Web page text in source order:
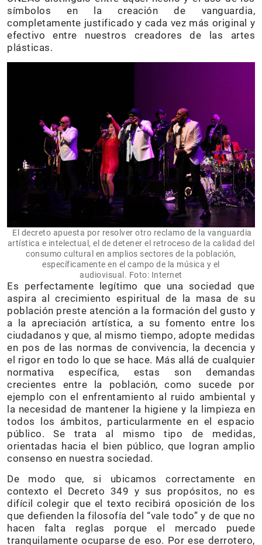
símbolos en la creación de vanguardia,
completamente justificado y cada vez más original y
efectivo entre nuestros creadores de las artes
plásticas.
El decreto apuesta por resolver otro reclamo de la vanguardia
artística e intelectual, el de detener el retroceso de la calidad del
consumo cultural en amplios sectores de la población,
específicamente en el campo de la música y el
audiovisual. Foto: Internet
Es perfectamente legítimo que una sociedad que
aspira al crecimiento espiritual de la masa de su
población preste atención a la formación del gusto y
a la apreciación artística, a su fomento entre los
ciudadanos y que, al mismo tiempo, adopte medidas
en pos de las normas de convivencia, la decencia y
el rigor en todo lo que se hace. Más allá de cualquier
normativa específica, estas son demandas
crecientes entre la población, como sucede por
ejemplo con el enfrentamiento al ruido ambiental y
la necesidad de mantener la higiene y la limpieza en
todos los ámbitos, particularmente en el espacio
público. Se trata al mismo tipo de medidas,
orientadas hacia el bien público, que logran amplio
consenso en nuestra sociedad.
De modo que, si ubicamos correctamente en
contexto el Decreto 349 y sus propósitos, no es
difícil colegir que el texto recibirá oposición de los
que defienden la filosofía del “vale todo” y de que no
hacen falta reglas porque el mercado puede
tranquilamente ocuparse de eso. Por ese derrotero,